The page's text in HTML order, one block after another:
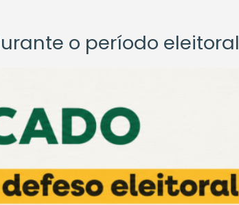
o período eleitoral